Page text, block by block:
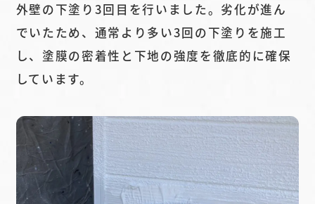
外壁の下塗り3回目を行いました。劣化が進ん
でいたため、通常より多い3回の下塗りを施工
し、塗膜の密着性と下地の強度を徹底的に確保
しています。